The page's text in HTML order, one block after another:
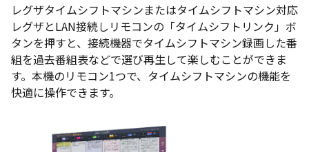
レグザタイムシフトマシンまたはタイムシフトマシン対応
レグザとLAN接続しリモコンの「タイムシフトリンク」ボ
タンを押すと、接続機器でタイムシフトマシン録画した番
組を過去番組表などで選び再生して楽しむことができま
す。本機のリモコン1つで、タイムシフトマシンの機能を
快適に操作できます。